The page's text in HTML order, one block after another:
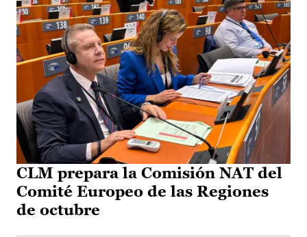
CLM prepara la Comisión NAT del
Comité Europeo de las Regiones
de octubre